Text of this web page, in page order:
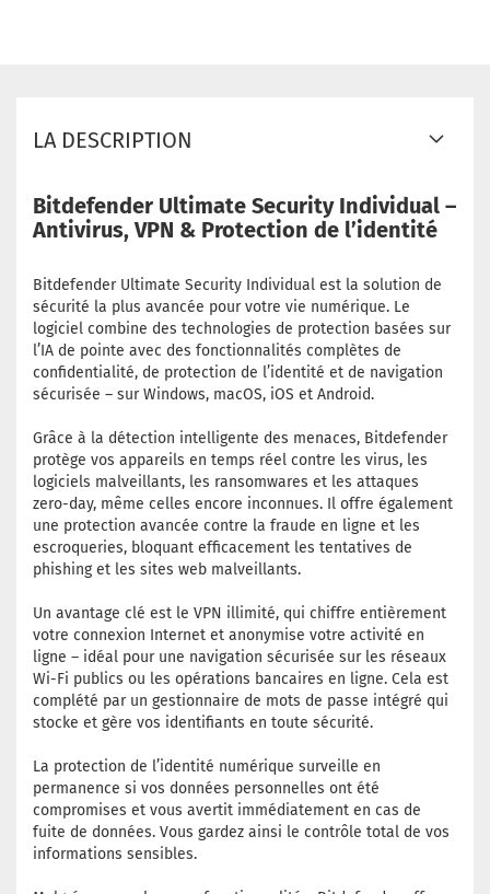
LA DESCRIPTION
Bitdefender Ultimate Security Individual –
Antivirus, VPN & Protection de l’identité
Bitdefender Ultimate Security Individual est la solution de
sécurité la plus avancée pour votre vie numérique. Le
logiciel combine des technologies de protection basées sur
l’IA de pointe avec des fonctionnalités complètes de
confidentialité, de protection de l’identité et de navigation
sécurisée – sur Windows, macOS, iOS et Android.
Grâce à la détection intelligente des menaces, Bitdefender
protège vos appareils en temps réel contre les virus, les
logiciels malveillants, les ransomwares et les attaques
zero-day, même celles encore inconnues. Il offre également
une protection avancée contre la fraude en ligne et les
escroqueries, bloquant efficacement les tentatives de
phishing et les sites web malveillants.
Un avantage clé est le VPN illimité, qui chiffre entièrement
votre connexion Internet et anonymise votre activité en
ligne – idéal pour une navigation sécurisée sur les réseaux
Wi-Fi publics ou les opérations bancaires en ligne. Cela est
complété par un gestionnaire de mots de passe intégré qui
stocke et gère vos identifiants en toute sécurité.
La protection de l’identité numérique surveille en
permanence si vos données personnelles ont été
compromises et vous avertit immédiatement en cas de
fuite de données. Vous gardez ainsi le contrôle total de vos
informations sensibles.